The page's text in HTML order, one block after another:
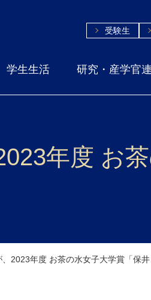
受験生
学生生活 研究・産学官
年度 お
2023年度 お茶の水女子大学賞「保井